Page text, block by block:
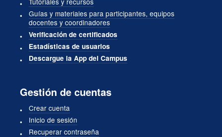
Guías y materiales para participantes, equipos
docentes y coordinadores
Verificación de certificados
Estadísticas de usuarios
Descargue la App del Campus
Gestión de cuentas
Crear cuenta
Inicio de sesión
Recuperar contraseña